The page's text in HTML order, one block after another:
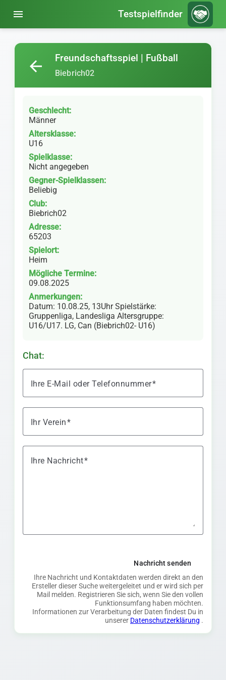
menu Testspielfinder
Freundschaftsspiel | Fußball
Biebrich02
arrow_back
Geschlecht:
Männer
Altersklasse:
U16
Spielklasse:
Nicht angegeben
Gegner-Spielklassen:
Beliebig
Club:
Biebrich02
Adresse:
65203
Spielort:
Heim
Mögliche Termine:
09.08.2025
Anmerkungen:
Datum: 10.08.25, 13Uhr Spielstärke:
Gruppenliga, Landesliga Altersgruppe:
U16/U17. LG, Can (Biebrich02- U16)
Chat:
Ihre E-Mail oder Telefonnummer
Ihr Verein
Ihre Nachricht
Nachricht senden
Ihre Nachricht und Kontaktdaten werden direkt an den
Ersteller dieser Suche weitergeleitet und er wird sich per
Mail melden. Registrieren Sie sich, wenn Sie den vollen
Funktionsumfang haben möchten.
Informationen zur Verarbeitung der Daten findest Du in
unserer Datenschutzerklärung .